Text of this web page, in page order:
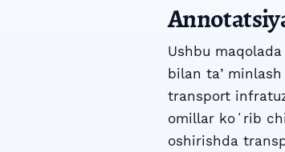
Ushbu
bilan
transport
omillar koʻrib
oshirishda